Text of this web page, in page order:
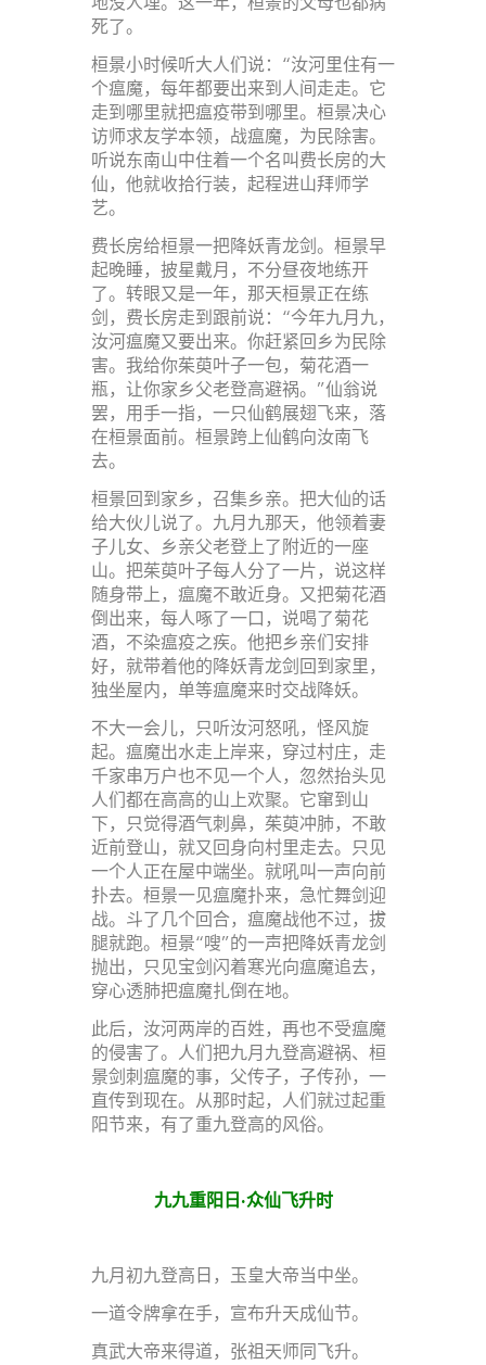
死了。
桓景小时候听大人们说：“汝河里住有一
个瘟魔，每年都要出来到人间走走。它
走到哪里就把瘟疫带到哪里。桓景决心
访师求友学本领，战瘟魔，为民除害。
听说东南山中住着一个名叫费长房的大
仙，他就收拾行装，起程进山拜师学
艺。
费长房给桓景一把降妖青龙剑。桓景早
起晚睡，披星戴月，不分昼夜地练开
了。转眼又是一年，那天桓景正在练
剑，费长房走到跟前说：“今年九月九，
汝河瘟魔又要出来。你赶紧回乡为民除
害。我给你茱萸叶子一包，菊花酒一
瓶，让你家乡父老登高避祸。”仙翁说
罢，用手一指，一只仙鹤展翅飞来，落
在桓景面前。桓景跨上仙鹤向汝南飞
去。
桓景回到家乡，召集乡亲。把大仙的话
给大伙儿说了。九月九那天，他领着妻
子儿女、乡亲父老登上了附近的一座
山。把茱萸叶子每人分了一片，说这样
随身带上，瘟魔不敢近身。又把菊花酒
倒出来，每人啄了一口，说喝了菊花
酒，不染瘟疫之疾。他把乡亲们安排
好，就带着他的降妖青龙剑回到家里，
独坐屋内，单等瘟魔来时交战降妖。
不大一会儿，只听汝河怒吼，怪风旋
起。瘟魔出水走上岸来，穿过村庄，走
千家串万户也不见一个人，忽然抬头见
人们都在高高的山上欢聚。它窜到山
下，只觉得酒气刺鼻，茱萸冲肺，不敢
近前登山，就又回身向村里走去。只见
一个人正在屋中端坐。就吼叫一声向前
扑去。桓景一见瘟魔扑来，急忙舞剑迎
战。斗了几个回合，瘟魔战他不过，拔
腿就跑。桓景“嗖”的一声把降妖青龙剑
抛出，只见宝剑闪着寒光向瘟魔追去，
穿心透肺把瘟魔扎倒在地。
此后，汝河两岸的百姓，再也不受瘟魔
的侵害了。人们把九月九登高避祸、桓
景剑刺瘟魔的事，父传子，子传孙，一
直传到现在。从那时起，人们就过起重
阳节来，有了重九登高的风俗。
九九重阳日·众仙飞升时
九月初九登高日，玉皇大帝当中坐。
一道令牌拿在手，宣布升天成仙节。
真武大帝来得道，张祖天师同飞升。